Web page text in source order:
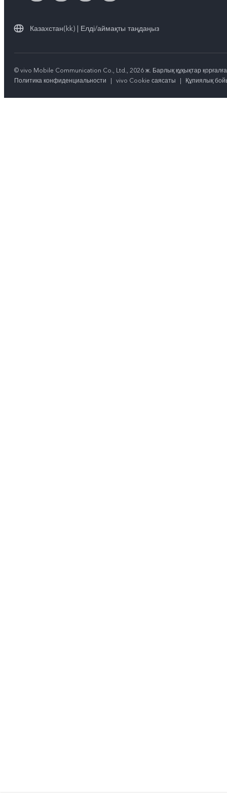
Казахстан(kk) | Елді/аймақты таңдаңыз
© vivo Mobile Communication Co., Ltd., 2026 ж. Барлық құқықтар
Политика конфиденциальности
| vivo Cookie саясаты | Құпиялық